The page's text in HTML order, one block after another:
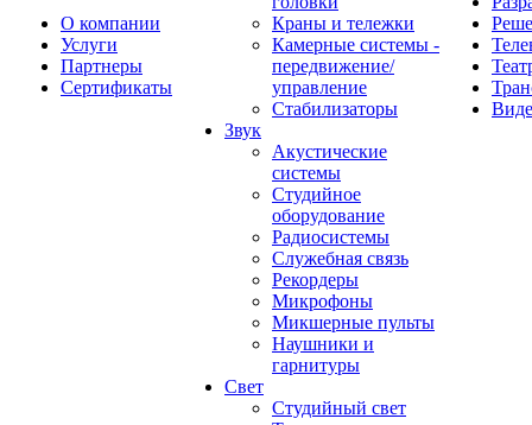
О компании
Услуги
Партнеры
Сертификаты
Краны и тележки
Камерные системы -
передвижение/
управление
Стабилизаторы
Звук
Акустические
системы
Студийное
оборудование
Радиосистемы
Служебная связь
Рекордеры
Микрофоны
Микшерные пульты
Наушники и
гарнитуры
Свет
Студийный свет